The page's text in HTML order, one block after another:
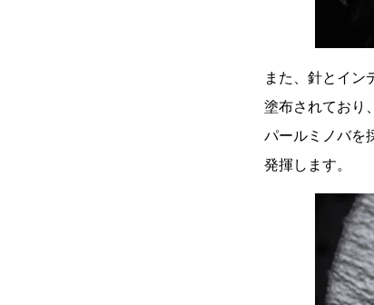
また、針とイン
塗布されており
パールミノバを
発揮します。